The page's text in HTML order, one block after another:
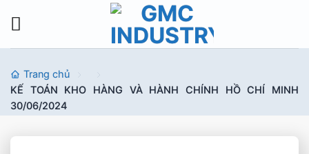
qua
nội
Trang chủ
KẾ TOÁN KHO HÀNG VÀ HÀNH CHÍNH HỒ CHÍ MINH
30/06/2024